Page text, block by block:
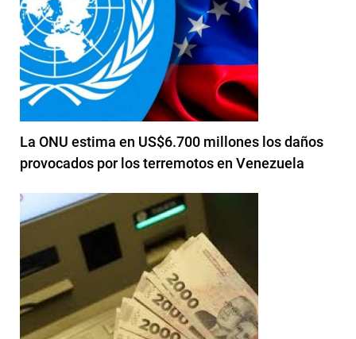
La ONU estima en US$6.700 millones los daños
provocados por los terremotos en Venezuela